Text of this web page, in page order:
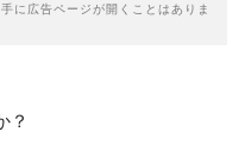
に広告ページが開くことはありま
？